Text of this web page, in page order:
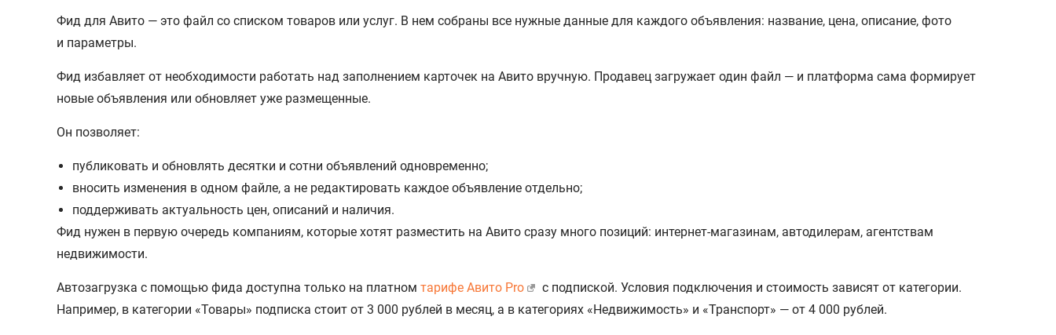
Фид для Авито — это файл со списком товаров или услуг. В нем собраны все нужные данные для каждого объявления: название, цена, описание, фото
и параметры.
Фид избавляет от необходимости работать над заполнением карточек на Авито вручную. Продавец загружает один файл — и платформа сама формирует
новые объявления или обновляет уже размещенные.
Он позволяет:
публиковать и обновлять десятки и сотни объявлений одновременно;
вносить изменения в одном файле, а не редактировать каждое объявление отдельно;
поддерживать актуальность цен, описаний и наличия.
Фид нужен в первую очередь компаниям, которые хотят разместить на Авито сразу много позиций: интернет-магазинам, автодилерам, агентствам
недвижимости.
Автозагрузка с помощью фида доступна только на платном тарифе Авито Pro
с подпиской. Условия подключения и стоимость зависят от категории.
Например, в категории «Товары» подписка стоит от 3 000 рублей в месяц, а в категориях «Недвижимость» и «Транспорт» — от 4 000 рублей.